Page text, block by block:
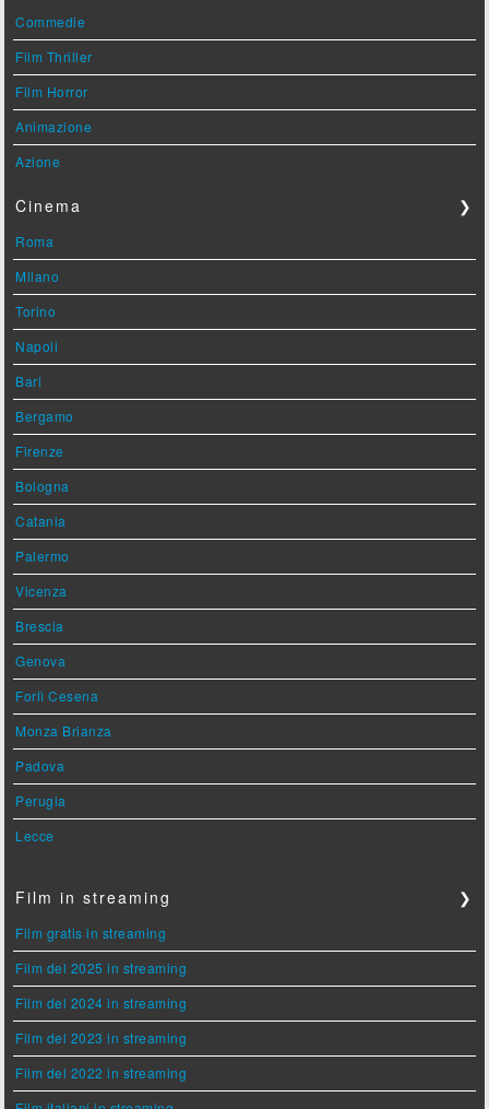
Commedie
Film Thriller
Film Horror
Animazione
Azione
Cinema ❯
Roma
Milano
Torino
Napoli
Bari
Bergamo
Firenze
Bologna
Catania
Palermo
Vicenza
Brescia
Genova
Forlì Cesena
Monza Brianza
Padova
Perugia
Lecce
Film in streaming ❯
Film gratis in streaming
Film del 2025 in streaming
Film del 2024 in streaming
Film del 2023 in streaming
Film del 2022 in streaming